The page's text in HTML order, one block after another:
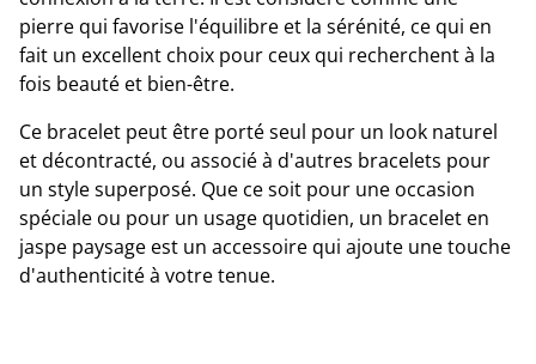
pierre qui favorise l'équilibre et la sérénité, ce qui en
fait un excellent choix pour ceux qui recherchent à la
fois beauté et bien-être.
Ce bracelet peut être porté seul pour un look naturel
et décontracté, ou associé à d'autres bracelets pour
un style superposé. Que ce soit pour une occasion
spéciale ou pour un usage quotidien, un bracelet en
jaspe paysage est un accessoire qui ajoute une touche
d'authenticité à votre tenue.